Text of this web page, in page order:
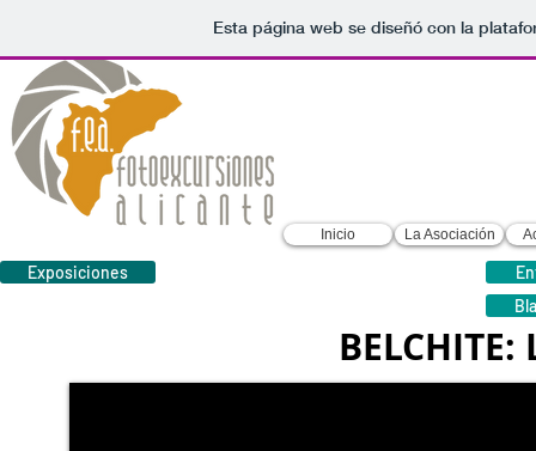
Esta página web se diseñó con la
Inicio La Asociación
Exposiciones
BELCHITE: